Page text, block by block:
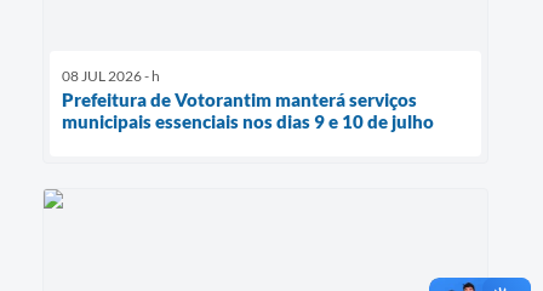
08 JUL 2026 - h
Prefeitura de Votorantim manterá serviços
municipais essenciais nos dias 9 e 10 de julho